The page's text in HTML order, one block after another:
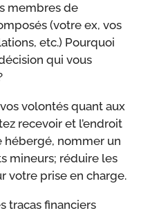
membres de
(votre ex, vos
etc.) Pourquoi
qui vous
volontés quant aux
recevoir et l’endroit
hébergé, nommer un
mineurs; réduire les
votre prise en charge.
tracas financiers